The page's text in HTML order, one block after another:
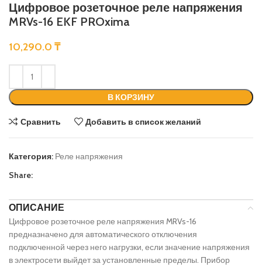
Цифровое розеточное реле напряжения
MRVs-16 EKF PROxima
10,290.0 ₸
В КОРЗИНУ
Сравнить Добавить в список желаний
Категория: Реле напряжения
Share:
ОПИСАНИЕ
Цифровое розеточное реле напряжения MRVs-16
предназначено для автоматического отключения
подключенной через него нагрузки, если значение напряжения
в электросети выйдет за установленные пределы. Прибор